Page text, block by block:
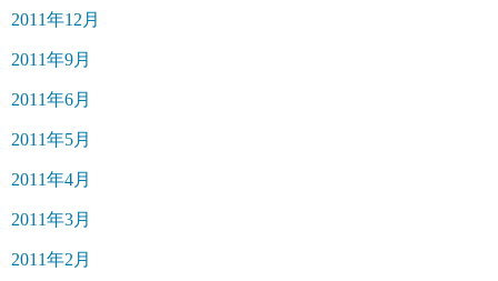
2011年12月
2011年9月
2011年6月
2011年5月
2011年4月
2011年3月
2011年2月